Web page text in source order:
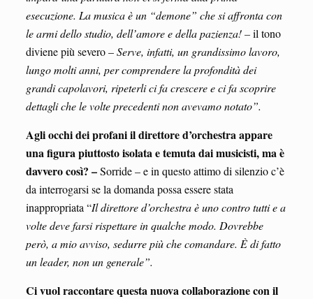
esecuzione. La musica è un “demone” che si affronta con
le armi dello studio, dell’amore e della pazienza! –il tono
diviene più severo –Serve, infatti, un grandissimo lavoro,
lungo molti anni, per comprendere la profondità dei
grandi capolavori, ripeterli ci fa crescere e ci fa scoprire
dettagli che le volte precedenti non avevamo notato”.
Agli occhi dei profani il direttore d’orchestra appare
una figura piuttosto isolata e temuta dai musicisti, ma è
davvero così? –Sorride – e in questo attimo di silenzio c’è
da interrogarsi se la domanda possa essere stata
inappropriata “Il direttore d’orchestra è uno contro tutti e a
volte deve farsi rispettare in qualche modo. Dovrebbe
però, a mio avviso, sedurre più che comandare. È di fatto
un leader, non un generale”.
Ci vuol raccontare questa nuova collaborazione con il